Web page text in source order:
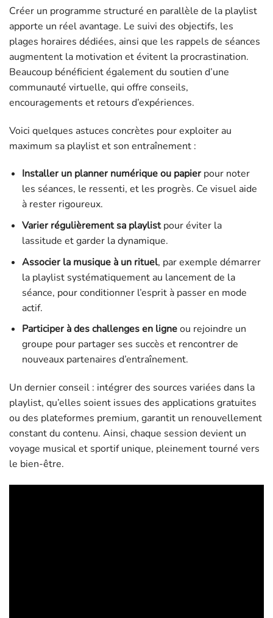
Créer un programme structuré en parallèle de la playlist
apporte un réel avantage. Le suivi des objectifs, les
plages horaires dédiées, ainsi que les rappels de séances
augmentent la motivation et évitent la procrastination.
Beaucoup bénéficient également du soutien d’une
communauté virtuelle, qui offre conseils,
encouragements et retours d’expériences.
Voici quelques astuces concrètes pour exploiter au
maximum sa playlist et son entraînement :
Installer un planner numérique ou papierpour noter
les séances, le ressenti, et les progrès. Ce visuel aide
à rester rigoureux.
Varier régulièrement sa playlistpour éviter la
lassitude et garder la dynamique.
Associer la musique à un rituel, par exemple démarrer
la playlist systématiquement au lancement de la
séance, pour conditionner l’esprit à passer en mode
actif.
Participer à des challenges en ligneou rejoindre un
groupe pour partager ses succès et rencontrer de
nouveaux partenaires d’entraînement.
Un dernier conseil : intégrer des sources variées dans la
playlist, qu’elles soient issues des applications gratuites
ou des plateformes premium, garantit un renouvellement
constant du contenu. Ainsi, chaque session devient un
voyage musical et sportif unique, pleinement tourné vers
le bien-être.